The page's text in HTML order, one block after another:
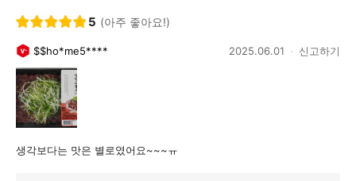
5 (아주 좋아요!)
$$ho*me5**** 2025.06.01 신고하기
생각보다는 맛은 별로였어요~~~ㅠ